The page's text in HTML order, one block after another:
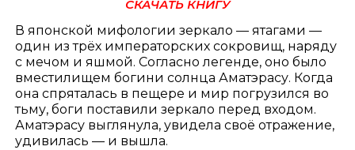
СКАЧАТЬ КНИГУ
В японской мифологии зеркало — ятагами —
один из трёх императорских сокровищ, наряду
с мечом и яшмой. Согласно легенде, оно было
вместилищем богини солнца Аматэрасу. Когда
она спряталась в пещере и мир погрузился во
тьму, боги поставили зеркало перед входом.
Аматэрасу выглянула, увидела своё отражение,
удивилась — и вышла.